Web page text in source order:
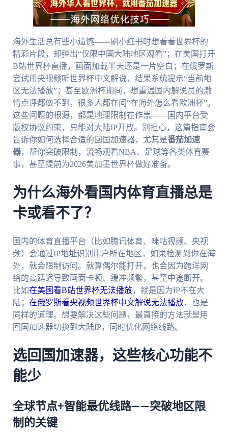
海外生活总有些小遗憾——刷小红书时想看看世界杯的
精彩片段，却弹出“仅限中国大陆地区观看”；在美国打开
B站世界杯直播，画面加载半天还是一片空白；在俄罗斯
尝试用央视频听世界杯中文解说，结果系统提示“当前地
区无法播放”；甚至欧洲杯期间，想重温国内解说员的激
情点评都做不到，很多人都在问“在海外怎么看欧洲杯”。
这些问题的根源，都是地理限制在作祟——国内平台受
版权协议约束，只能对大陆IP开放。别担心，这篇指南会
告诉你如何选择合适的回国加速器，尤其是番茄加速
器，帮你突破限制，流畅观看NBA、足球等各类体育赛
事，甚至提前为2026美加墨世界杯做好准备。
为什么海外看国内体育直播总是
卡或看不了？
国内的体育直播平台（比如腾讯体育、咪咕视频、央视
频）会通过IP地址识别用户所在地区，如果检测到你在海
外，就会限制访问。就算偶尔能打开，也会因为跨洋网
络的高延迟导致画面卡顿、缓冲频繁，甚至中途断开。
比如在美国看B站世界杯无法播放，就是因为IP不在大
陆； 在俄罗斯看央视频世界杯中文解说无法播放，也是
同样的道理。想要解决这些问题，最直接的方法就是用
回国加速器切换到大陆IP，同时优化网络线路。
选回国加速器，这些核心功能不
能少
全球节点+智能最优线路——突破地区限
制的关键